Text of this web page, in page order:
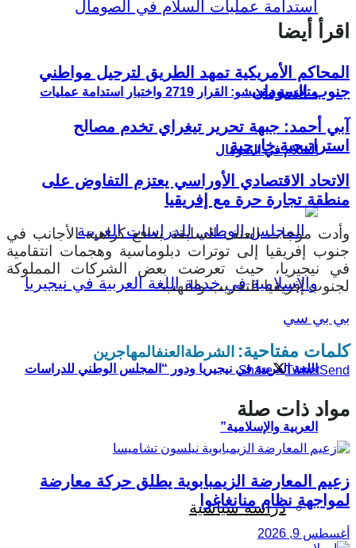
متلازمة مقديشو: القرار 2719 واختبار استدامة عمليات
السلام في الصومال
اللغة العربية في نيجيريا ودور “المجلس الوطني للدراسات
العربية والإسلامية”
دراسة سياسية
اقرأ أيضا
المحاكم الأمريكية تمهد الطريق لترحيل مواطني
جنوب السودان
آبي أحمد: جبهة تحرير تيغراي تخدم مصالح
استراتيجية خارجية
الاتحاد الاقتصادي الأوراسي يعتزم التفاوض على
منطقة تجارة حرة مع إفريقيا
وأدت موجات العنف السابقة بدافع كراهية الأجانب في
جنوب إفريقيا إلى توترات دبلوماسية وهجمات انتقامية
في نيجيريا، حيث تعرضت بعض الشركات المملوكة
لجنوب إفريقيا للتخريب والنهب.
بي بي سي
كلمات مفتاحية: الشرطة العنفالمهاجرين
Share TweetSend
مواد ذات صلة
زعيم المعارضة الزيمبابوية يطلق حركة معارضة
لمواجهة نظام منانغاغوا
أغسطس 9, 2026